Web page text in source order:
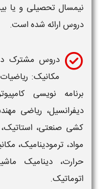
نیمسال تحصیلی و یا
دروس ارائه شده است.
دروس مشترک
مکانیک:
برنامه نویسی
دیفرانسیل، ریاضی
کشی صنعتی،
مواد، ترمودینامیک،
حرارت، دینامیک
اتوماتیک.